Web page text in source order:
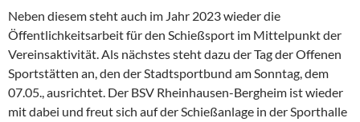
Neben diesem steht auch im Jahr 2023 wieder die
Öffentlichkeitsarbeit für den Schießsport im Mittelpunkt der
Vereinsaktivität. Als nächstes steht dazu der Tag der Offenen
Sportstätten an, den der Stadtsportbund am Sonntag, dem
07.05., ausrichtet. Der BSV Rheinhausen-Bergheim ist wieder
mit dabei und freut sich auf der Schießanlage in der Sporthalle